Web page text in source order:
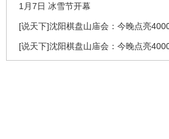
1月7日 冰雪节开幕
[说天下]沈阳棋盘山庙会：今晚点亮
[说天下]沈阳棋盘山庙会：今晚点亮